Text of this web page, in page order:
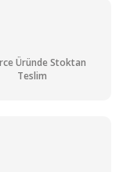
Üründe Stoktan
Teslim